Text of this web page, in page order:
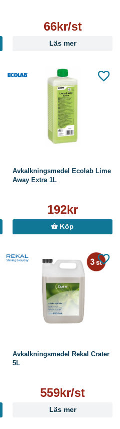
66kr/st
Läs mer
Avkalkningsmedel Ecolab Lime
Away Extra 1L
192kr
Köp
Avkalkningsmedel Rekal Crater
5L
559kr/st
Läs mer